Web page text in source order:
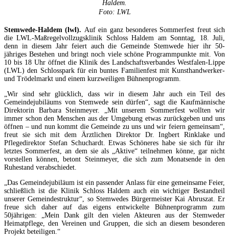
Haldem.
Foto: LWL
Stemwede-Haldem (lwl). Auf ein ganz besonderes Sommerfest freut sich
die LWL-Maßregelvollzugsklinik Schloss Haldem am Sonntag, 18. Juli,
denn in diesem Jahr feiert auch die Gemeinde Stemwede hier ihr 50-
jähriges Bestehen und bringt noch viele schöne Programmpunkte mit. Von
10 bis 18 Uhr öffnet die Klinik des Landschaftsverbandes Westfalen-Lippe
(LWL) den Schlosspark für ein buntes Familienfest mit Kunsthandwerker-
und Trödelmarkt und einem kurzweiligen Bühnenprogramm.
„Wir sind sehr glücklich, dass wir in diesem Jahr auch ein Teil des
Gemeindejubiläums von Stemwede sein dürfen“, sagt die Kaufmännische
Direktorin Barbara Steinmeyer. „Mit unserem Sommerfest wollten wir
immer schon den Menschen aus der Umgebung etwas zurückgeben und uns
öffnen – und nun kommt die Gemeinde zu uns und wir feiern gemeinsam“,
freut sie sich mit dem Ärztlichen Direktor Dr. Ingbert Rinklake und
Pflegedirektor Stefan Schuchardt. Etwas Schöneres habe sie sich für ihr
letztes Sommerfest, an dem sie als „Aktive“ teilnehmen könne, gar nicht
vorstellen können, betont Steinmeyer, die sich zum Monatsende in den
Ruhestand verabschiedet.
„Das Gemeindejubiläum ist ein passender Anlass für eine gemeinsame Feier,
schließlich ist die Klinik Schloss Haldem auch ein wichtiger Bestandteil
unserer Gemeindestruktur“, so Stemwedes Bürgermeister Kai Abruszat. Er
freue sich daher auf das eigens entwickelte Bühnenprogramm zum
50jährigen: „Mein Dank gilt den vielen Akteuren aus der Stemweder
Heimatpflege, den Vereinen und Gruppen, die sich an diesem besonderen
Projekt beteiligen.“